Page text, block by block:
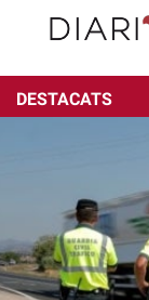
DESTACATS